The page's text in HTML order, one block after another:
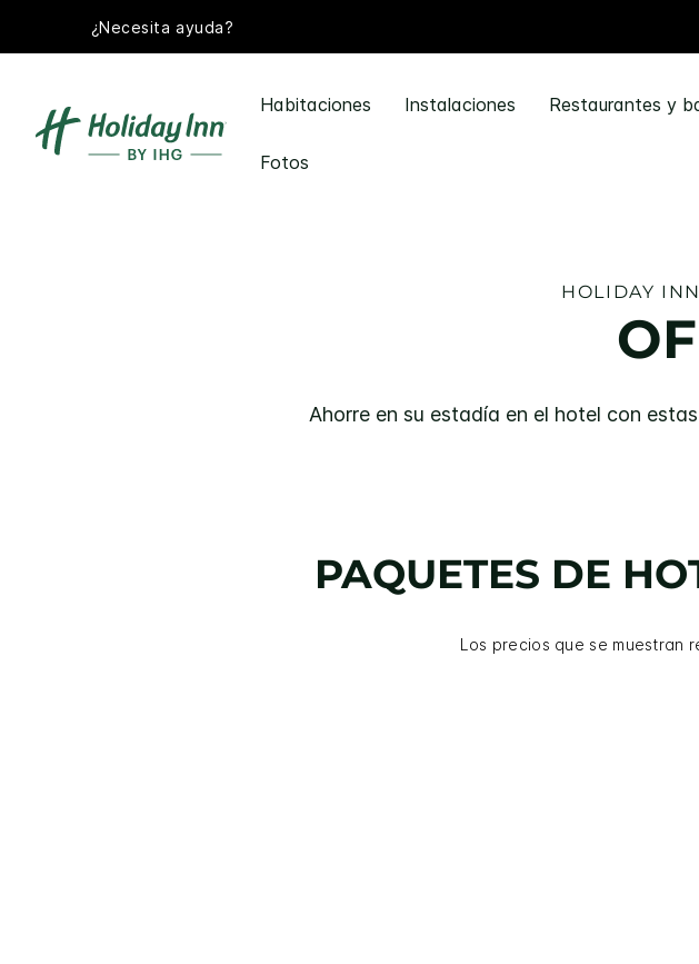
¿Necesita ayuda?
Habitaciones Instalaciones Restaurantes y
Fotos
HOLIDAY INN
Ahorre en su estadía en el hotel con
PAQUETES DE
Los precios que se muestran